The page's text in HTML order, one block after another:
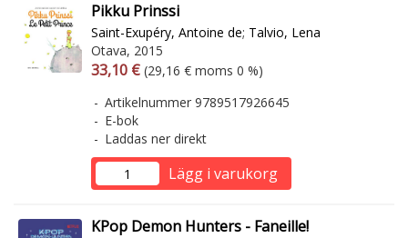
Pikku Prinssi
Saint-Exupéry, Antoine de; Talvio, Lena
Otava, 2015
Arvonlisäverollinen hinta
33,10 € Arvonlisäveroton hinta
(29,16 € moms 0 %)
Artikelnummer 9789517926645
E-bok
Laddas ner direkt
Lägg i varukorg
KPop Demon Hunters - Faneille!